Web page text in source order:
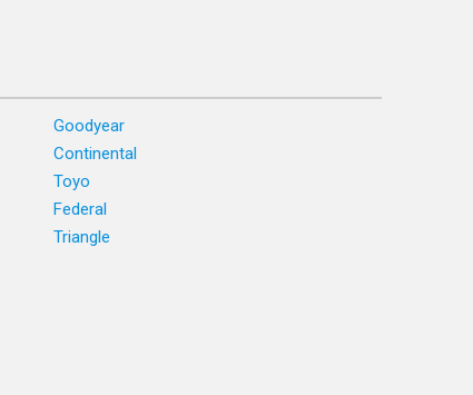
Goodyear
Continental
Toyo
Federal
Triangle